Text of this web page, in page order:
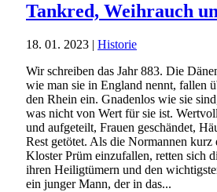
Tankred, Weihrauch
18. 01. 2023 | Historie
Wir schreiben das Jahr 883. Die
wie man sie in England nennt, fallen
den Rhein ein. Gnadenlos wie sie
was nicht von Wert für sie ist.
und aufgeteilt, Frauen geschändet,
Rest getötet. Als die Normannen kurz
Kloster Prüm einzufallen, retten sich
ihren Heiligtümern und den
ein junger Mann, der in das...